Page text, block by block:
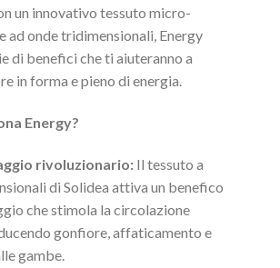
un innovativo tessuto micro-
ad onde tridimensionali, Energy
di benefici che ti aiuteranno a
in forma e pieno di energia.
Energy?
rivoluzionario:Il tessuto a
di Solidea attiva un benefico
che stimola la circolazione
gonfiore, affaticamento e
gambe.